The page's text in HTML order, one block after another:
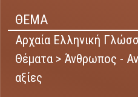
ΘΕΜΑ
Αρχαία Ελληνική
Θέματα > Άνθρωπος -
αξίες